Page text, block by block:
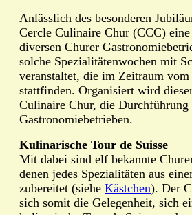
Anlässlich des besonderen
Cercle Culinaire Chur (CCC)
diversen Churer
solche Spezialitätenwochen mit
veranstaltet, die im Zeitraum
stattfinden. Organisiert wird
Culinaire Chur, die Durchführung
Gastronomiebetrieben.
Kulinarische Tour de Suisse
Mit dabei sind elf bekannte
denen jedes Spezialitäten aus
zubereitet (siehe Kästchen). Der
sich somit die Gelegenheit, sich